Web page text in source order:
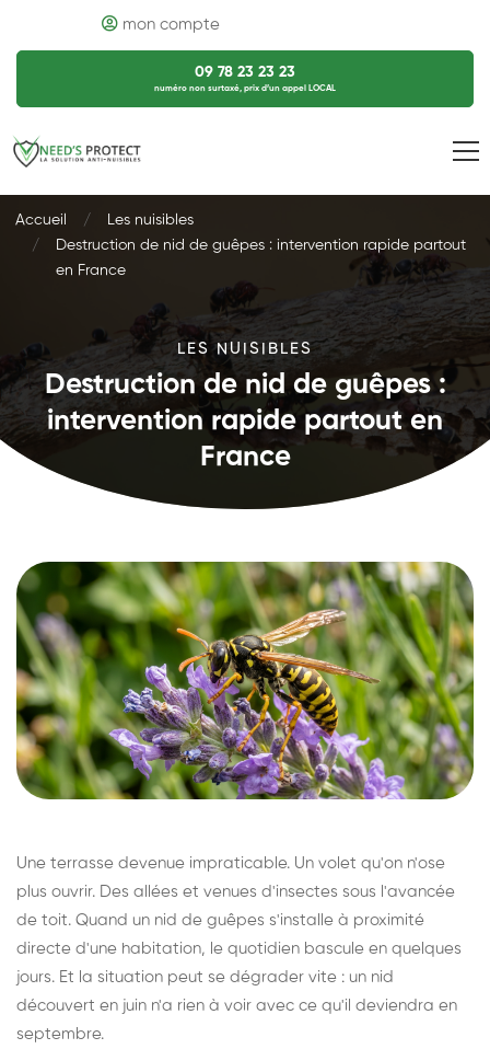
mon compte
09 78 23 23 23
numéro non surtaxé, prix d’un appel LOCAL
Accueil
Les nuisibles
Destruction de nid de guêpes : intervention rapide partout
en France
LES NUISIBLES
Destruction de nid de guêpes :
intervention rapide partout en
France
Une terrasse devenue impraticable. Un volet qu'on n'ose
plus ouvrir. Des allées et venues d'insectes sous l'avancée
de toit. Quand un nid de guêpes s'installe à proximité
directe d'une habitation, le quotidien bascule en quelques
jours. Et la situation peut se dégrader vite : un nid
découvert en juin n'a rien à voir avec ce qu'il deviendra en
septembre.